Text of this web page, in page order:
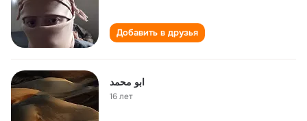
Добавить в друзья
ابو محمد
16 лет